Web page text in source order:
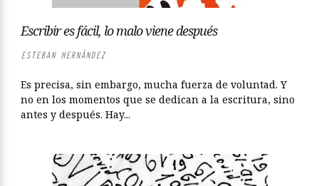
Escribir es fácil, lo malo viene después
ESTEBAN HERNÁNDEZ
Es precisa, sin embargo, mucha fuerza de voluntad. Y
no en los momentos que se dedican a la escritura, sino
antes y después. Hay...